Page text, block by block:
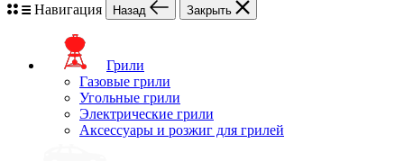
Навигация Назад Закрыть
Грили
Газовые грили
Угольные грили
Электрические грили
Аксессуары и розжиг для грилей